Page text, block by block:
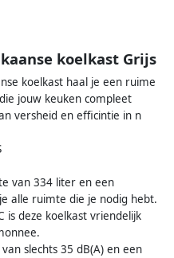
koelkast Grijs
koelkast haal je een ruime
jouw keuken compleet
versheid en efficintie in n
van 334 liter en een
alle ruimte die je nodig hebt.
is deze koelkast vriendelijk
slechts 35 dB(A) en een